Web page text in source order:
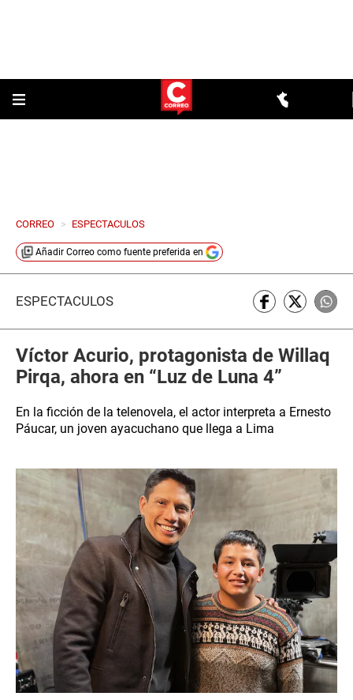
CORREO > ESPECTACULOS
Añadir Correo como fuente preferida en
ESPECTÁCULOS
Víctor Acurio, protagonista de Willaq
Pirqa, ahora en “Luz de Luna 4”
En la ficción de la telenovela, el actor interpreta a Ernesto
Páucar, un joven ayacuchano que llega a Lima